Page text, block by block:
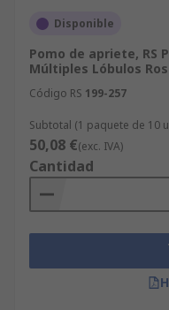
Disponible
Pomo de apriete, RS
Múltiples Lóbulos
Código RS 199-257
Subtotal (1 paquete de 10
50,08 €(exc. IVA)
Cantidad